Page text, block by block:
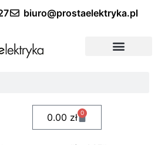
biuro@prostaelektryka.pl
0.00 zł 0